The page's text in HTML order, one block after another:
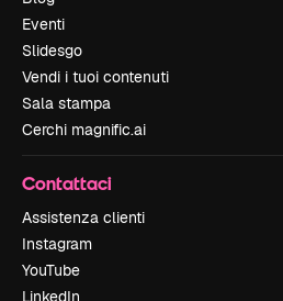
Eventi
Slidesgo
Vendi i tuoi contenuti
Sala stampa
Cerchi magnific.ai
Contattaci
Assistenza clienti
Instagram
YouTube
LinkedIn